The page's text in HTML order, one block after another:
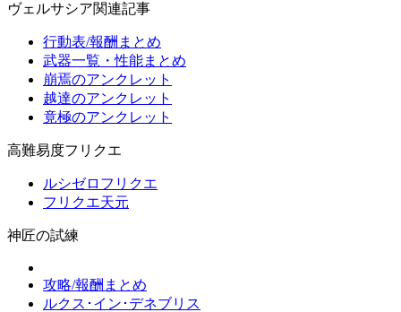
ヴェルサシア関連記事
行動表/報酬まとめ
武器一覧・性能まとめ
崩焉のアンクレット
越達のアンクレット
竟極のアンクレット
高難易度フリクエ
ルシゼロフリクエ
フリクエ天元
神匠の試練
攻略/報酬まとめ
ルクス･イン･デネブリス